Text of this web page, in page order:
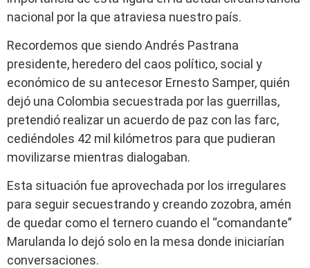
nacional por la que atraviesa nuestro país.
Recordemos que siendo Andrés Pastrana
presidente, heredero del caos político, social y
económico de su antecesor Ernesto Samper, quién
dejó una Colombia secuestrada por las guerrillas,
pretendió realizar un acuerdo de paz con las farc,
cediéndoles 42 mil kilómetros para que pudieran
movilizarse mientras dialogaban.
Esta situación fue aprovechada por los irregulares
para seguir secuestrando y creando zozobra, amén
de quedar como el ternero cuando el “comandante”
Marulanda lo dejó solo en la mesa donde iniciarían
conversaciones.